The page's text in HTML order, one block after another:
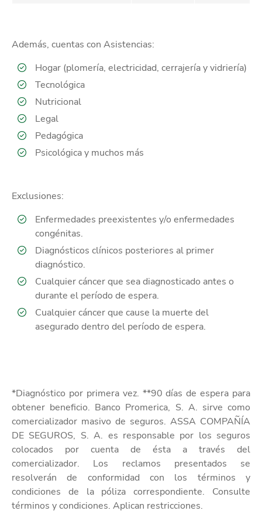
Además, cuentas con Asistencias:
Hogar (plomería, electricidad, cerrajería y vidriería)
Tecnológica
Nutricional
Legal
Pedagógica
Psicológica y muchos más
Exclusiones:
Enfermedades preexistentes y/o enfermedades
congénitas.
Diagnósticos clínicos posteriores al primer
diagnóstico.
Cualquier cáncer que sea diagnosticado antes o
durante el período de espera.
Cualquier cáncer que cause la muerte del
asegurado dentro del período de espera.
*Diagnóstico por primera vez. **90 días de espera para
obtener beneficio. Banco Promerica, S. A. sirve como
comercializador masivo de seguros. ASSA COMPAÑÍA
DE SEGUROS, S. A. es responsable por los seguros
colocados por cuenta de ésta a través del
comercializador. Los reclamos presentados se
resolverán de conformidad con los términos y
condiciones de la póliza correspondiente. Consulte
términos y condiciones. Aplican restricciones.